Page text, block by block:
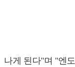
나게 된다"며 "엔